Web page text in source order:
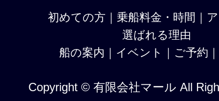
初めての方 ｜ 乗船料金・時間 ｜
選ばれる理由
船の案内 ｜ イベント ｜ ご予約 ｜
Copyright © 有限会社マール All